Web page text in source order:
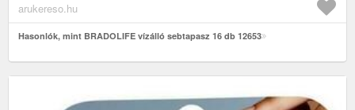
arukereso.hu
Hasonlók, mint BRADOLIFE vízálló sebtapasz 16 db 12653